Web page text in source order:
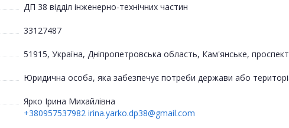
ДП 38 відділ інженерно-технічних частин
33127487
51915, Україна, Дніпропетровська область, Кам'янське,
Юридична особа, яка забезпечує потреби держави або
Ярко Ірина Михайлівна
+380957537982 irina.yarko.dp38@gmail.com